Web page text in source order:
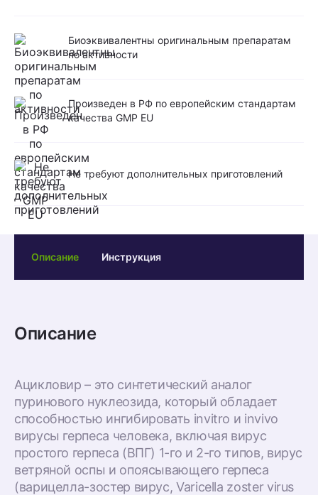
Биоэквивалентны оригинальным препаратам
по активности
Произведен в РФ по европейским стандартам
качества GMP EU
Не требуют дополнительных приготовлений
Описание Инструкция
Описание
Ацикловир – это синтетический аналог
пуринового нуклеозида, который обладает
способностью ингибировать invitro и invivo
вирусы герпеса человека, включая вирус
простого герпеса (ВПГ) 1-го и 2-го типов, вирус
ветряной оспы и опоясывающего герпеса
(варицелла-зостер вирус, Varicella zoster virus